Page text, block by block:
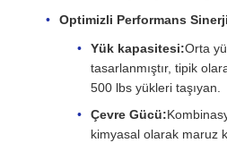
Optimizli Performans
Yük kapasitesi:Orta
tasarlanmıştır, tipik
500 lbs yükleri taşıyan.
Çevre Gücü:
kimyasal olarak maruz